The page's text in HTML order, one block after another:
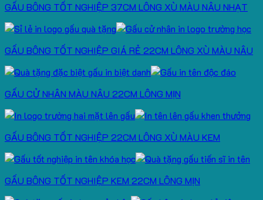
GẤU BÔNG TỐT NGHIỆP 37CM LÔNG XÙ MÀU NÂU NHẠT
GẤU BÔNG TỐT NGHIỆP GIÁ RẺ 22CM LÔNG XÙ MÀU NÂU
GẤU CỬ NHÂN MÀU NÂU 22CM LÔNG MỊN
GẤU BÔNG TỐT NGHIỆP 22CM LÔNG XÙ MÀU KEM
GẤU BÔNG TỐT NGHIỆP KEM 22CM LÔNG MỊN